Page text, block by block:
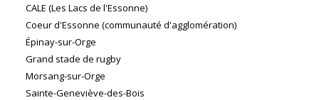
CALE (Les Lacs de l'Essonne)
Coeur d'Essonne (communauté d'agglomération)
Épinay-sur-Orge
Grand stade de rugby
Morsang-sur-Orge
Sainte-Geneviève-des-Bois